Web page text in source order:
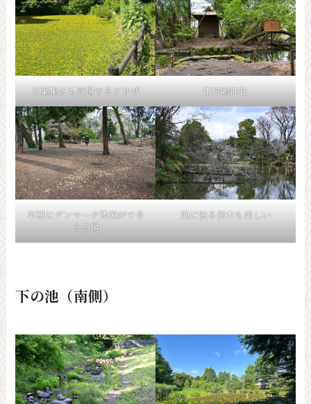
万葉集にも登場するアサザ 市杵嶋神社
早朝にデンマーク体操ができ
る広場
池に映る倒木も美しい
下の池（南側）